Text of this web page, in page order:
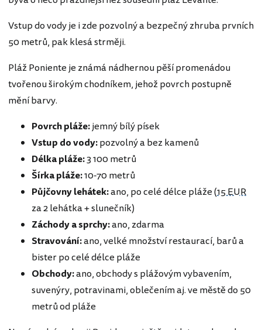
Vstup do vody je i zde pozvolný a bezpečný zhruba prvních
50 metrů, pak klesá strměji.
Pláž Poniente je známá nádhernou pěší promenádou
tvořenou širokým chodníkem, jehož povrch postupně
mění barvy.
Povrch pláže:jemný bílý písek
Vstup do vody:pozvolný a bez kamenů
Délka pláže:3 100 metrů
Šírka pláže:10-70 metrů
Půjčovny lehátek:ano, po celé délce pláže (15 EUR
za 2 lehátka + slunečník)
Záchody a sprchy:ano, zdarma
Stravování:ano,velké množství restaurací, barů a
bister po celé délce pláže
Obchody:ano, obchody s plážovým vybavením,
suvenýry, potravinami, oblečením aj. ve městě do 50
metrů od pláže